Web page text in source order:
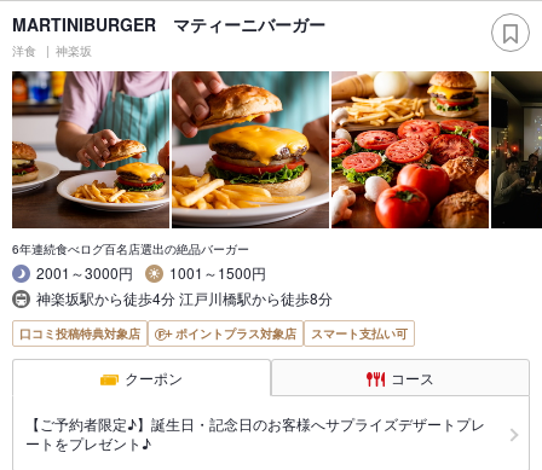
MARTINIBURGER マティーニバーガー
洋食 神楽坂
6年連続食べログ百名店選出の絶品バーガー
2001～3000円
1001～1500円
神楽坂駅から徒歩4分 江戸川橋駅から徒歩8分
口コミ投稿特典対象店 ポイントプラス対象店 スマート支払い可
クーポン コース
【ご予約者限定♪】誕生日・記念日のお客様へサプライズデザートプレ
ートをプレゼント♪